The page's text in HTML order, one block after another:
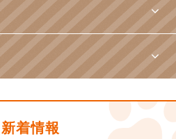
新着情報